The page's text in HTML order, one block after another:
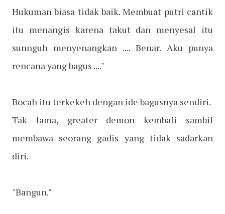
Hukuman biasa tidak baik. Membuat putri cantik
itu menangis karena takut dan menyesal itu
sunnguh menyenangkan .... Benar. Aku punya
rencana yang bagus ...."
Bocah itu terkekeh dengan ide bagusnya sendiri.
Tak lama, greater demon kembali sambil
membawa seorang gadis yang tidak sadarkan
diri.
"Bangun."